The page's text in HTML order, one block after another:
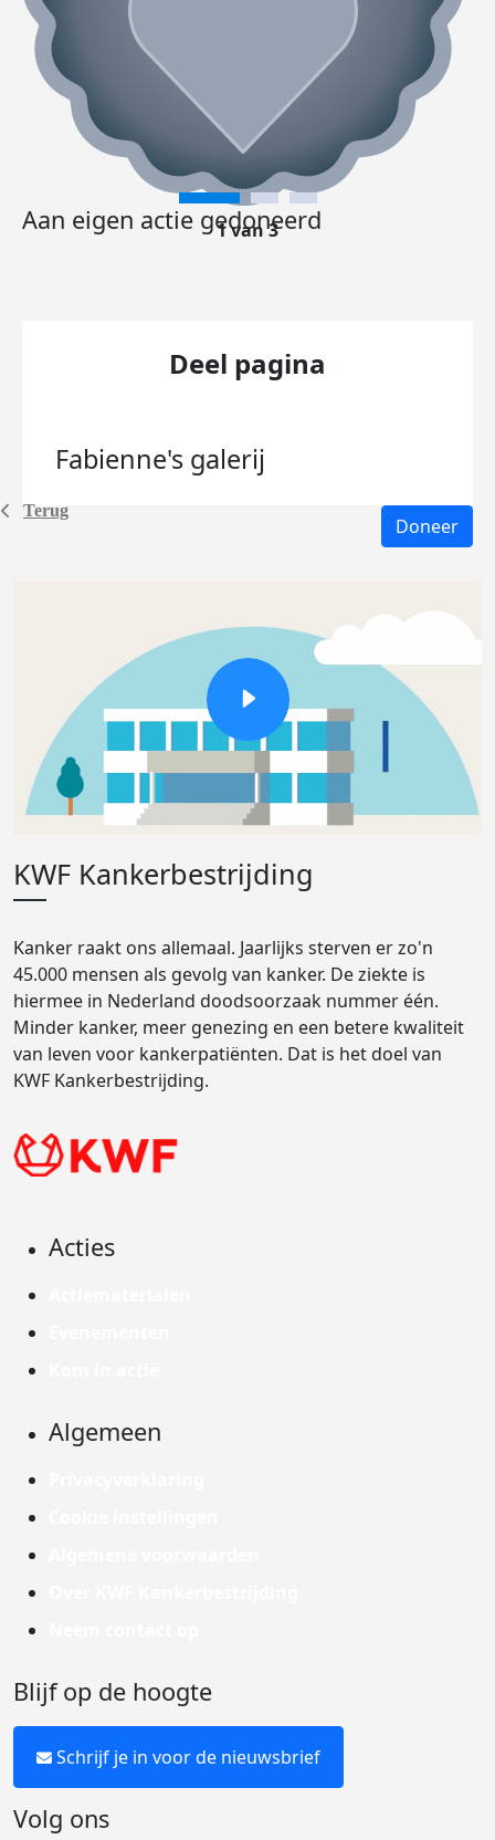
Terug
Aan eigen actie gedoneerd
1 van 3
Deel pagina
Fabienne's galerij
Doneer
KWF Kankerbestrijding
Kanker raakt ons allemaal. Jaarlijks sterven er zo'n
45.000 mensen als gevolg van kanker. De ziekte is
hiermee in Nederland doodsoorzaak nummer één.
Minder kanker, meer genezing en een betere kwaliteit
van leven voor kankerpatiënten. Dat is het doel van
KWF Kankerbestrijding.
Acties
Algemeen
Blijf op de hoogte
Schrijf je in voor de nieuwsbrief
Volg ons